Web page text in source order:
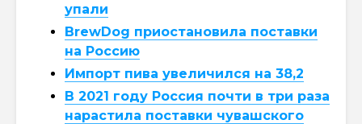
упали
BrewDog приостановила поставки
на Россию
Импорт пива увеличился на 38,2
В 2021 году Россия почти в три раза
нарастила поставки чувашского